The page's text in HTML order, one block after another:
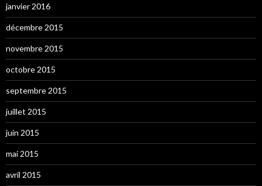
janvier 2016
décembre 2015
novembre 2015
octobre 2015
septembre 2015
juillet 2015
juin 2015
mai 2015
avril 2015